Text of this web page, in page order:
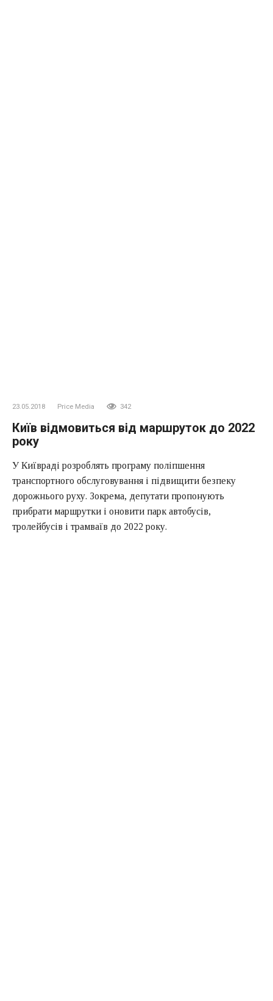
23.05.2018 Price Media 342
Київ відмовиться від маршруток до 2022
року
У Київраді розроблять програму поліпшення
транспортного обслуговування і підвищити безпеку
дорожнього руху. Зокрема, депутати пропонують
прибрати маршрутки і оновити парк автобусів,
тролейбусів і трамваїв до 2022 року.